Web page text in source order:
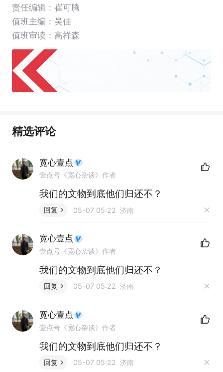
责任编辑：崔可腾
值班主编： 吴佳
值班审读：高祥森
精选评论
宽心壹点
壹点号《宽心杂谈》作者
我们的文物到底他们归还不？
回复 05-07 05:22 济南
宽心壹点
壹点号《宽心杂谈》作者
我们的文物到底他们归还不？
回复 05-07 05:22 济南
宽心壹点
壹点号《宽心杂谈》作者
我们的文物到底他们归还不？
回复 05-07 05:22 济南